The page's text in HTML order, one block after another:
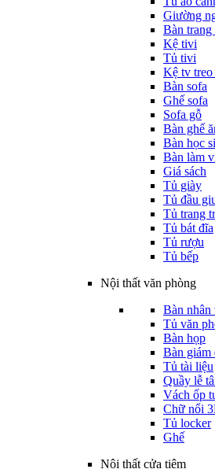
Giường
Bàn trang
Kệ tivi
Tủ tivi
Kệ tv
Bàn sofa
Ghế sofa
Sofa gỗ
Bàn ghế
Bàn học
Bàn làm
Giá sách
Tủ giày
Tủ đầu
Tủ trang
Tủ bát đĩa
Tủ rượu
Tủ bếp
Nội thất văn phòng
Bàn nhân
Tủ văn
Bàn họp
Bàn giám
Tủ tài liệu
Quầy lễ
Vách ốp
Chữ nổi
Tủ locker
Ghế
Nội thất cửa tiệm